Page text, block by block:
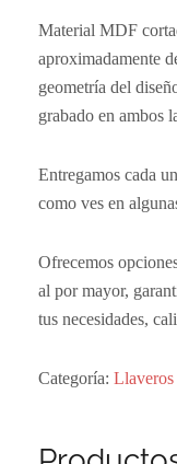
Material MDF
aproximadamente
geometría del
grabado en ambos
Entregamos cada
como ves en
Ofrecemos
al por mayor,
tus necesidades,
Categoría: Llaveros